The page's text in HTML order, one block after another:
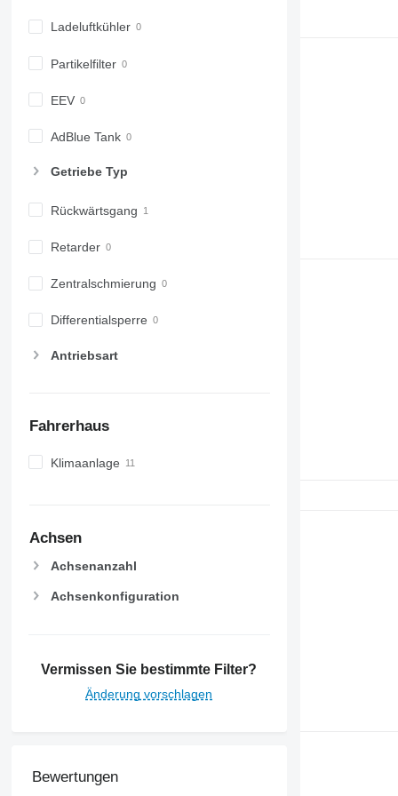
6510
6530
6610
6620
6800
6820
6910
6930
7215 R
7260 R
7280 R
7430
7710
7800
7810
7820
7930
Ladeluftkühler
Partikelfilter
EEV
AdBlue Tank
Getriebe Typ
Rückwärtsgang
Retarder
Zentralschmierung
Differentialsperre
Antriebsart
Fahrerhaus
Klimaanlage
Achsen
Achsenanzahl
Achsenkonfiguration
Vermissen Sie bestimmte Filter?
Änderung vorschlagen
Bewertungen